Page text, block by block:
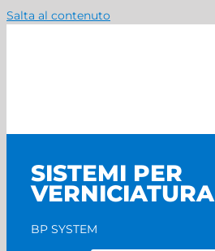
Salta al contenuto
SISTEMI PER
VERNICIATURA
BP SYSTEM